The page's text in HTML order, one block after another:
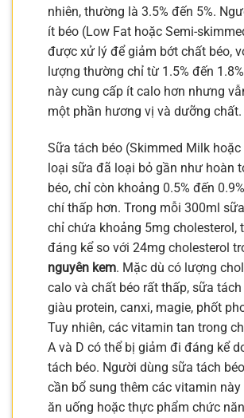
nhiên, thường là 3.5% đến 5%.
ít béo (Low Fat hoặc Semi-
được xử lý để giảm bớt chất béo,
lượng thường chỉ từ 1.5% đến
này cung cấp ít calo hơn nhưng
một phần hương vị và dưỡng chất.
Sữa tách béo (Skimmed Milk hoặc
loại sữa đã loại bỏ gần như hoàn
béo, chỉ còn khoảng 0.5% đến
chí thấp hơn. Trong mỗi 300ml
chỉ chứa khoảng 5mg cholesterol,
đáng kể so với 24mg cholesterol
nguyên kem. Mặc dù có lượng
calo và chất béo rất thấp, sữa tách
giàu protein, canxi, magie, phốt
Tuy nhiên, các vitamin tan trong
A và D có thể bị giảm đi đáng kể
tách béo. Người dùng sữa tách
cần bổ sung thêm các vitamin
ăn uống hoặc thực phẩm chức